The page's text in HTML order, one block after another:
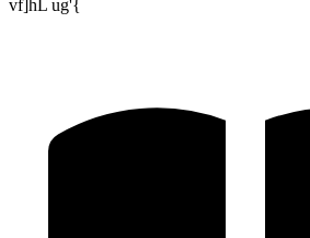
vf]hL ug'{